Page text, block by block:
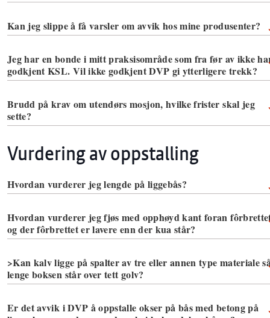
Kan jeg slippe å få varsler om avvik hos mine produsenter?
Jeg har en bonde i mitt praksisområde som fra før av ikke
godkjent KSL. Vil ikke godkjent DVP gi ytterligere trekk?
Brudd på krav om utendørs mosjon, hvilke frister skal jeg
sette?
Vurdering av oppstalling
Hvordan vurderer jeg lengde på liggebås?
Hvordan vurderer jeg fjøs med opphøyd kant foran
og der fôrbrettet er lavere enn der kua står?
>Kan kalv ligge på spalter av tre eller annen type materiale
lenge boksen står over tett golv?
Er det avvik i DVP å oppstalle okser på bås med betong på